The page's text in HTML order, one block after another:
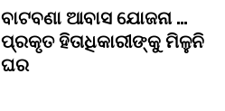
ବାଟବଣା ଆବାସ ଯୋଜନା …
ପ୍ରକୃତ ହିତାଧିକାରୀଙ୍କୁ ମିଳୁନି
ଘର